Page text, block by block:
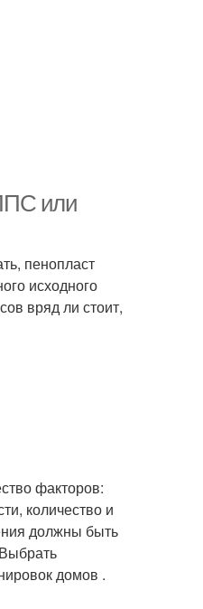
или
пенопласт
исходного
вряд ли стоит,
факторов:
количество и
должны быть
домов .